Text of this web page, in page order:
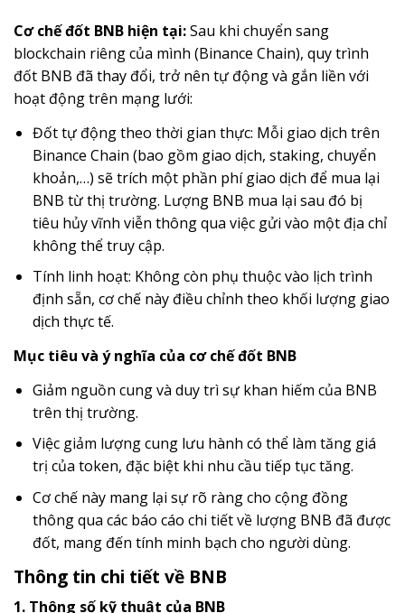
Cơ chế đốt BNB hiện tại:Sau khi chuyển sang
blockchain riêng của mình (Binance Chain), quy trình
đốt BNB đã thay đổi, trở nên tự động và gắn liền với
hoạt động trên mạng lưới:
Đốt tự động theo thời gian thực: Mỗi giao dịch trên
Binance Chain (bao gồm giao dịch, staking, chuyển
khoản,…) sẽ trích một phần phí giao dịch để mua lại
BNB từ thị trường. Lượng BNB mua lại sau đó bị
tiêu hủy vĩnh viễn thông qua việc gửi vào một địa chỉ
không thể truy cập.
Tính linh hoạt: Không còn phụ thuộc vào lịch trình
định sẵn, cơ chế này điều chỉnh theo khối lượng giao
dịch thực tế.
Mục tiêu và ý nghĩa của cơ chế đốt BNB
Giảm nguồn cung và duy trì sự khan hiếm của BNB
trên thị trường.
Việc giảm lượng cung lưu hành có thể làm tăng giá
trị của token, đặc biệt khi nhu cầu tiếp tục tăng.
Cơ chế này mang lại sự rõ ràng cho cộng đồng
thông qua các báo cáo chi tiết về lượng BNB đã được
đốt, mang đến tính minh bạch cho người dùng.
Thông tin chi tiết về BNB
1. Thông số kỹ thuật của BNB